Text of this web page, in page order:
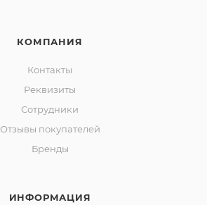
КОМПАНИЯ
Контакты
Реквизиты
Сотрудники
Отзывы покупателей
Бренды
ИНФОРМАЦИЯ